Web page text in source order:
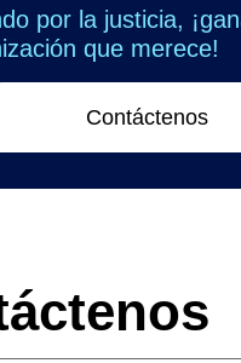
por la justicia,
que merece!
Contáctenos